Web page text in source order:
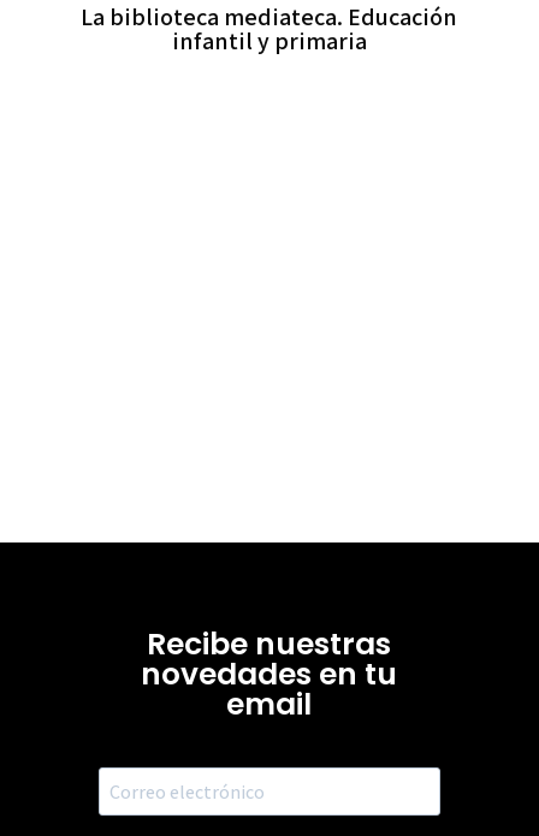
La biblioteca mediateca. Educación
infantil y primaria
Recibe nuestras
novedades en tu
email